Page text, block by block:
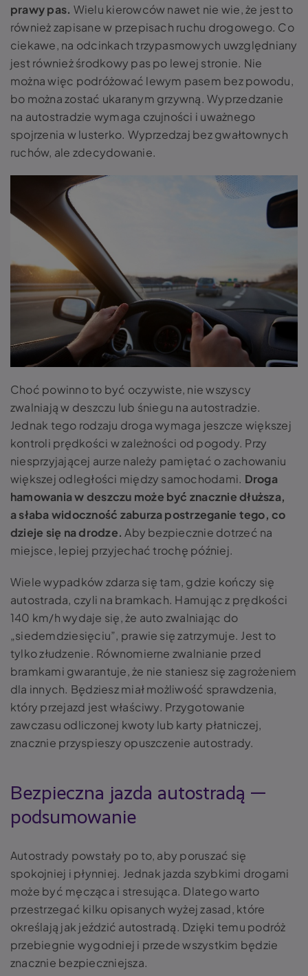
prawy pas. Wielu kierowców nawet nie wie, że jest to
również zapisane w przepisach ruchu drogowego. Co
ciekawe, na odcinkach trzypasmowych uwzględniany
jest również środkowy pas po lewej stronie. Nie
można więc podróżować lewym pasem bez powodu,
bo można zostać ukaranym grzywną. Wyprzedzanie
na autostradzie wymaga czujności i uważnego
spojrzenia w lusterko. Wyprzedzaj bez gwałtownych
ruchów, ale zdecydowanie.
Choć powinno to być oczywiste, nie wszyscy
zwalniają w deszczu lub śniegu na autostradzie.
Jednak tego rodzaju droga wymaga jeszcze większej
kontroli prędkości w zależności od pogody. Przy
niesprzyjającej aurze należy pamiętać o zachowaniu
większej odległości między samochodami. Droga
hamowania w deszczu może być znacznie dłuższa,
a słaba widoczność zaburza postrzeganie tego, co
dzieje się na drodze. Aby bezpiecznie dotrzeć na
miejsce, lepiej przyjechać trochę później.
Wiele wypadków zdarza się tam, gdzie kończy się
autostrada, czyli na bramkach. Hamując z prędkości
140 km/h wydaje się, że auto zwalniając do
„siedemdziesięciu”, prawie się zatrzymuje. Jest to
tylko złudzenie. Równomierne zwalnianie przed
bramkami gwarantuje, że nie staniesz się zagrożeniem
dla innych. Będziesz miał możliwość sprawdzenia,
który przejazd jest właściwy. Przygotowanie
zawczasu odliczonej kwoty lub karty płatniczej,
znacznie przyspieszy opuszczenie autostrady.
Bezpieczna jazda autostradą —
podsumowanie
Autostrady powstały po to, aby poruszać się
spokojniej i płynniej. Jednak jazda szybkimi drogami
może być męcząca i stresująca. Dlatego warto
przestrzegać kilku opisanych wyżej zasad, które
określają jak jeździć autostradą. Dzięki temu podróż
przebiegnie wygodniej i przede wszystkim będzie
znacznie bezpieczniejsza.